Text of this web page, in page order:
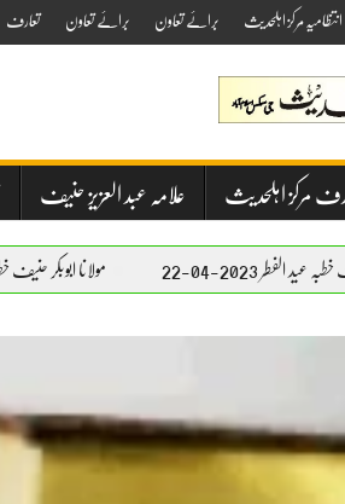
انتظامیہ مرکز اہلحدیث برائے تعاون برائے تعاون تعارف
مرکز اہلحدیث علامہ عبد العزیز حنیف
مولانا ابوبکر حنیف خطبہ جمعۃ المبارک 2023-04-21